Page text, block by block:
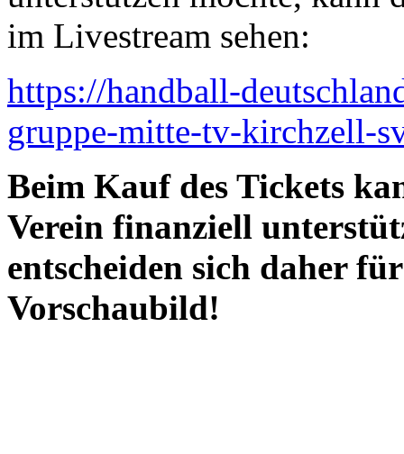
im Livestream sehen:
https://handball-
gruppe-mitte-tv-kirchzell-
Beim Kauf des Tickets
Verein finanziell
entscheiden sich daher
Vorschaubild!